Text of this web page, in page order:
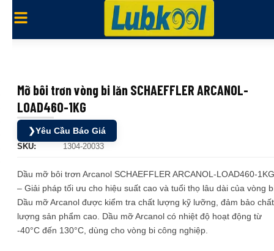
Mỡ bôi trơn vòng bi lăn SCHAEFFLER ARCANOL-
LOAD460-1KG
❯Yêu Cầu Báo Giá
SKU: 1304-20033
Dầu mỡ bôi trơn Arcanol SCHAEFFLER ARCANOL-LOAD460-1KG
– Giải pháp tối ưu cho hiệu suất cao và tuổi thọ lâu dài của vòng
Dầu mỡ Arcanol được kiểm tra chất lượng kỹ lưỡng, đảm bảo chất
lượng sản phẩm cao. Dầu mỡ Arcanol có nhiệt độ hoạt động từ
-40°C đến 130°C, dùng cho vòng bi công nghiệp.